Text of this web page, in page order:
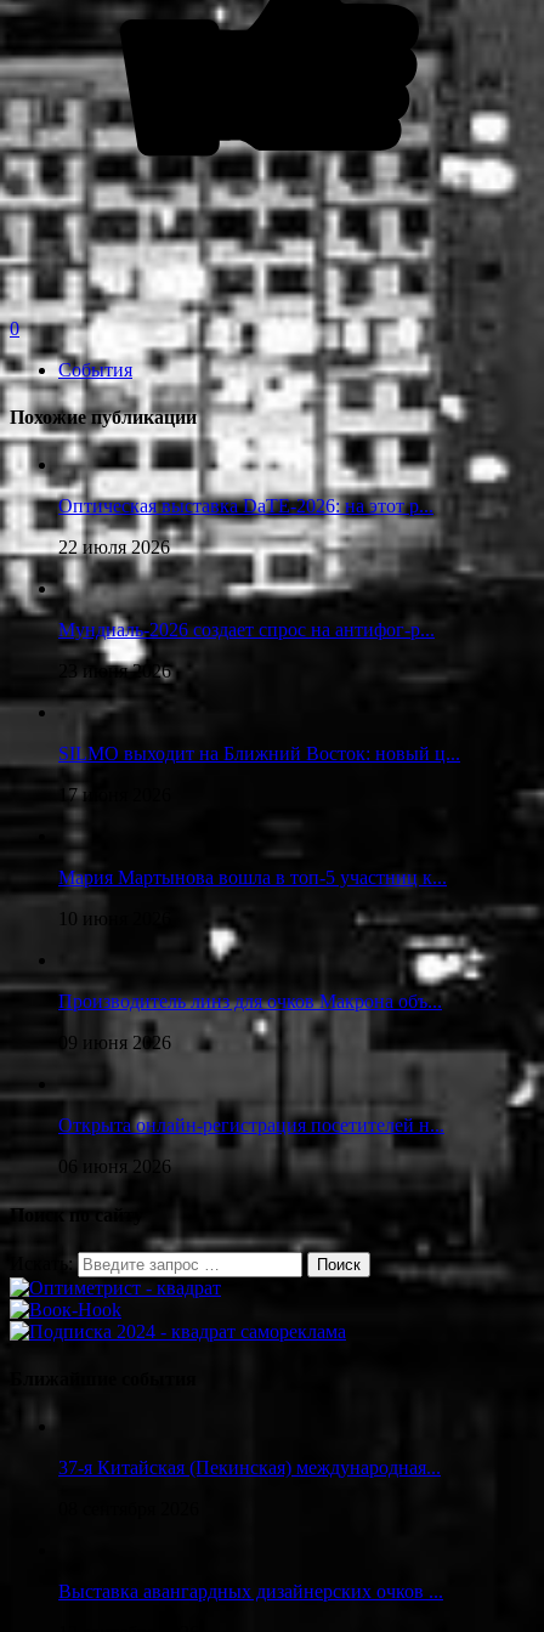
0
События
Похожие публикации
Оптическая выставка DaTE-2026: на этот р...
22 июля 2026
Мундиаль-2026 создает спрос на антифог-р...
23 июня 2026
SILMO выходит на Ближний Восток: новый ц...
17 июня 2026
Мария Мартынова вошла в топ-5 участниц к...
10 июня 2026
Производитель линз для очков Макрона объ...
09 июня 2026
Открыта онлайн-регистрация посетителей н...
06 июня 2026
Поиск по сайту
Искать:
37-я Китайская (Пекинская) международная...
Выставка авангардных дизайнерских очков ...